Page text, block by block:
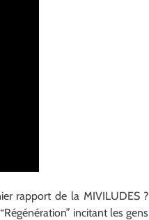
rapport de la MIVILUDES ?
incitant les gens